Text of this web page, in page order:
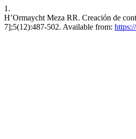
1.
H’Ormaycht Meza RR. Creación de
7];5(12):487-502. Available from: